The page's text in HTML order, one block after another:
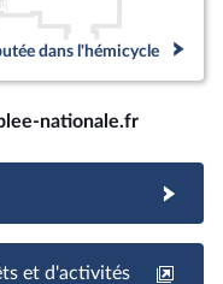
dans l'hémicycle
nationale.fr
et d'activités